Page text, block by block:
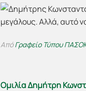
ΑπόΓραφείο Τύπου
Ομιλία Δημήτρη